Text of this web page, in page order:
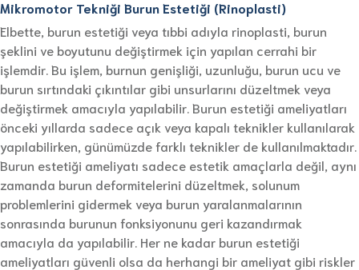
Mikromotor Tekniği Burun Estetiği (Rinoplasti)
Elbette, burun estetiği veya tıbbi adıyla rinoplasti, burun
şeklini ve boyutunu değiştirmek için yapılan cerrahi bir
işlemdir. Bu işlem, burnun genişliği, uzunluğu, burun ucu ve
burun sırtındaki çıkıntılar gibi unsurlarını düzeltmek veya
değiştirmek amacıyla yapılabilir. Burun estetiği ameliyatları
önceki yıllarda sadece açık veya kapalı teknikler kullanılarak
yapılabilirken, günümüzde farklı teknikler de kullanılmaktadır.
Burun estetiği ameliyatı sadece estetik amaçlarla değil, aynı
zamanda burun deformitelerini düzeltmek, solunum
problemlerini gidermek veya burun yaralanmalarının
sonrasında burunun fonksiyonunu geri kazandırmak
amacıyla da yapılabilir. Her ne kadar burun estetiği
ameliyatları güvenli olsa da herhangi bir ameliyat gibi riskler